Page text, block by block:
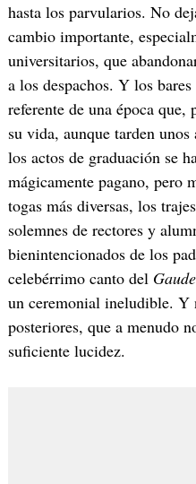
hasta los parvularios. No
cambio importante,
universitarios, que
a los despachos. Y los
referente de una época que,
su vida, aunque tarden
los actos de graduación se
mágicamente pagano, pero
togas más diversas, los
solemnes de rectores y
bienintencionados de los
celebérrimo canto del
un ceremonial ineludible. Y
posteriores, que a menudo
suficiente lucidez.